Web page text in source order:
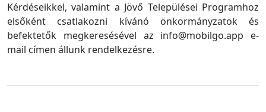
Kérdéseikkel, valamint a Jövő Települései Programhoz
elsőként csatlakozni kívánó önkormányzatok és
befektetők megkeresésével az info@mobilgo.app e-
mail címen állunk rendelkezésre.